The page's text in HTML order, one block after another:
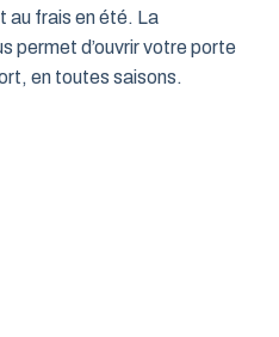
au frais en été. La
permet d’ouvrir votre porte
en toutes saisons.